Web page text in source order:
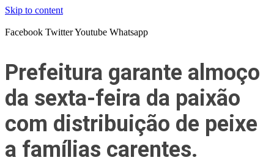
Skip to content
Facebook TwitterYoutube Whatsapp
Prefeitura garante almoço
da sexta-feira da paixão
com distribuição de peixe
a famílias carentes.